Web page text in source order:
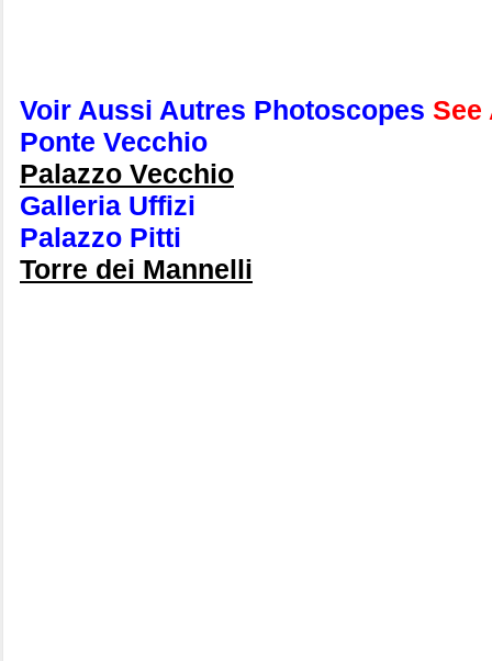
Voir Aussi Autres Photoscopes See
Ponte Vecchio
Palazzo Vecchio
Galleria Uffizi
Palazzo Pitti
Torre dei Mannelli